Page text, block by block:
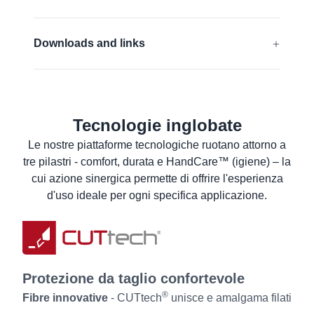
Downloads and links
Scheda tecnica del prodotto
Istruzioni per il lavaggio
Informazioni per l’utilizzatore
Tecnologie inglobate
Le nostre piattaforme tecnologiche ruotano attorno a
tre pilastri - comfort, durata e HandCare™ (igiene) – la
cui azione sinergica permette di offrire l'esperienza
d'uso ideale per ogni specifica applicazione.
Protezione da taglio confortevole
Fibre innovative - CUTtech® unisce e amalgama filati